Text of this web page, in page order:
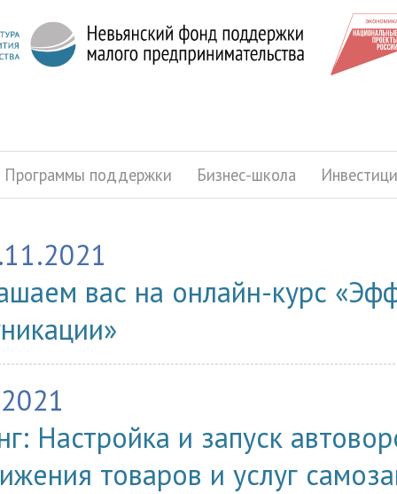
Программы поддержки Бизнес-школа
вас на онлайн-курс
Настройка и запуск
товаров и услуг